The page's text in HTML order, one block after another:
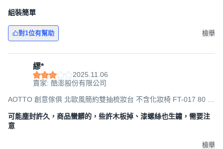
組裝簡單
對1位有幫助 檢舉
繆*
2025.11.06
賣家: 酷澎股份有限公司
AOTTO 創意傢俱 北歐風簡約雙抽梳妝台 不含化妝椅 FT-017 80 x
可能塵封許久，商品蠻髒的，些許木板掉、漆螺絲也生鏽，需要注
意
檢舉